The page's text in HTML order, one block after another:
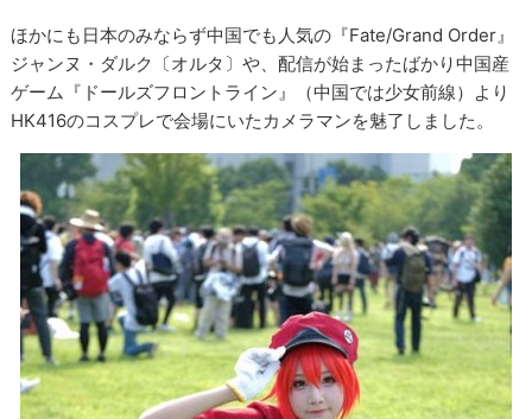
ほかにも日本のみならず中国でも人気の『Fate/Grand Order』
ジャンヌ・ダルク〔オルタ〕や、配信が始まったばかり中国産
ゲーム『ドールズフロントライン』（中国では少女前線）より
HK416のコスプレで会場にいたカメラマンを魅了しました。